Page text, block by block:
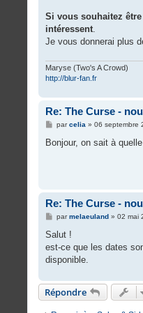
Si vous souhaitez
intéressent.
Je vous donnerai plus
Maryse (Two's A Crowd)
http://blur-fan.fr
Re: The Curse -
M
s
parcelia» 06 septembre
Bonjour, on sait à
Re: The Curse -
M
s
a
g
e
parmelaeuland» 02 mai
Salut !
est-ce que les dates
disponible.
Répondre